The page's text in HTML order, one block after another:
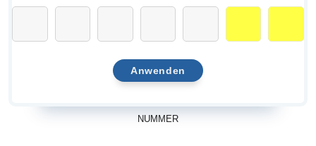
Anwenden
NUMMER